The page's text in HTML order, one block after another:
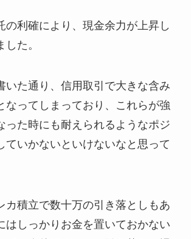
の利確により、現金余力が上昇し
た。
いた通り、信用取引で大きな含み
なってしまっており、これらが強
った時にも耐えられるようなポジ
ていかないといけないなと思って
カ積立で数十万の引き落としもあ
はしっかりお金を置いておかない